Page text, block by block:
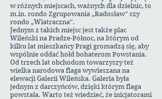
w różnych miejscach, ważnych dla dzielnic, to
m.in. rondo Zgrupowania „Radosław” czy
rondo „Wiatraczna”.
Jednym z takich miejsc jest także plac
Wileński na Pradze-Północ, na którym od
kilku lat mieszkańcy Pragi gromadzą się, aby
wspólnie oddać hołd bohaterom Powstania.
Od trzech lat obchodom towarzyszy też
wielka narodowa flaga wywieszana na
elewacji Galerii Wileńska. Galeria była
jednym z darczyńców, dzięki którym flaga
powstała. Warto też wiedzieć, że inicjatorami